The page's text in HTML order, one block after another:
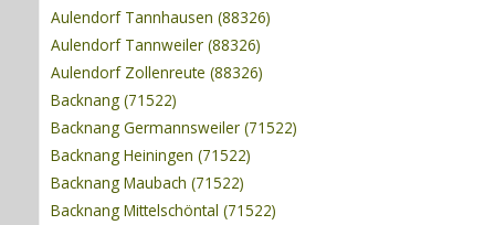
Aulendorf Tannhausen (88326)
Aulendorf Tannweiler (88326)
Aulendorf Zollenreute (88326)
Backnang (71522)
Backnang Germannsweiler (71522)
Backnang Heiningen (71522)
Backnang Maubach (71522)
Backnang Mittelschöntal (71522)